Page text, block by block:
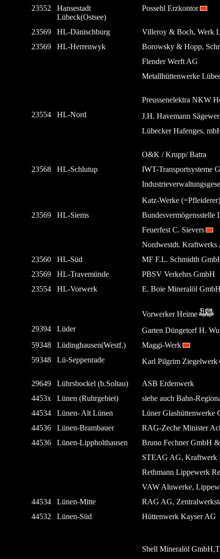
23552
Hansestadt
Lübeck(Ostsee)
Possehl Erzkontor
23569 HL-Dänischburg
Villeroy & Boch, Werk
23569
HL-Herrenwyk
Borowsky & Hopp,
Flender Werft AG
Metallhüttenwerke
Preussenelektra NKW
23554
HL-Nord
J.H. Havemann
Lübecker Hafenges.
O&K / Krupp/ Batra
23568
HL-Schlutup
IWT-Transportsysteme
Katz-Werke
23569
HL-Siems
Bundesvermögensstelle
Feuerfest C. Sievers
Nordwestdt. Kraftwerks
23560
HL-Süd
MF F.L. Schmidth
23569
HL-Travemünde
PBSV Verkehrs GmbH
23554
HL-Vorwerk E. Boie Mineralöl
Vorwerker Heime
29394
Lüder
Garten Düngetorf H.
59348
Lüdinghausen(Westf.)
Maggi-Werk
59348
Lü-Seppenrade Karl Pilgrim Ziegelwerk
29649 Lührsbockel (b.Soltau)
ASB Erdenwerk
4453x
Lünen (Ruhrgebiet)
siehe auch Bahn-
44534
Lünen- Alt Lünen
Lüner Glashüttenwerke
44536
Lünen-Brambauer
RAG-Zeche Minister
44536
Lünen-Lippholthausen
Bruno Fechner GmbH
STEAG AG, Kraftwerk
Rethmann Lippewerk
VAW Aluwerke,
44534
Lünen-Mitte
RAG AG,
44532
Lünen-Süd Hüttenwerk Kayser AG
Shell Mineralöl